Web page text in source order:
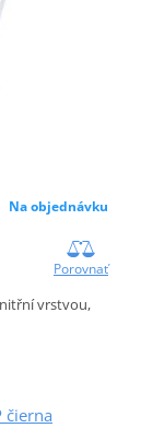
Na objednávku
Porovnať
vrstvou,
čierna